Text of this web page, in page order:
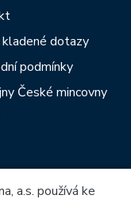
dotazy
podmínky
České mincovny
a.s. používá ke